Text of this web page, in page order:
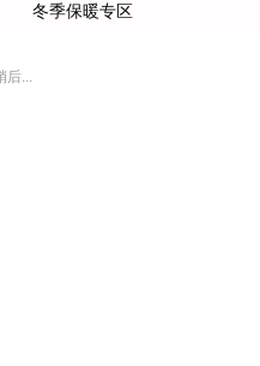
冬季保暖专区
后...